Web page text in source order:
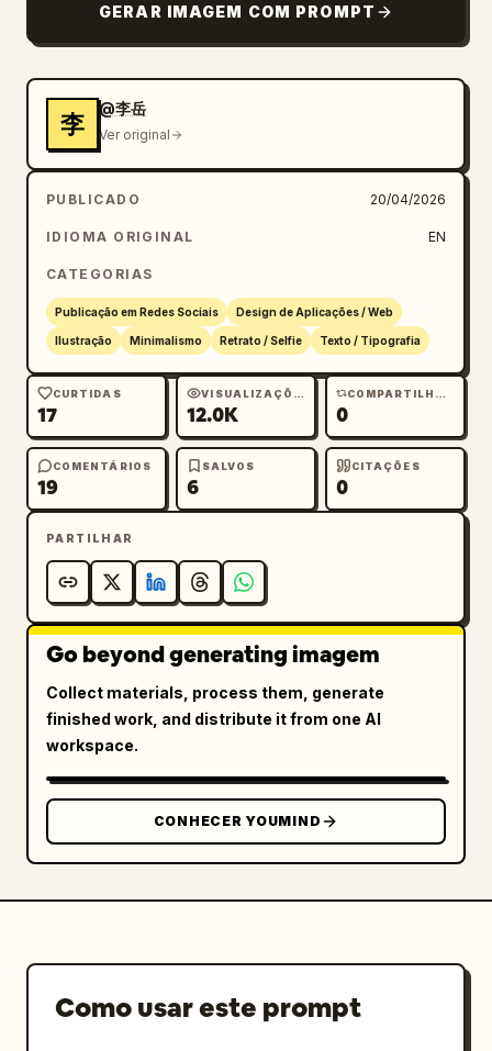
        "count": 3,
          "imperador sentado em um trono
dourado ornamentado com vestes vermelhas e
douradas",
palácio chinês com uma multidão",
          "imperador a cavalo liderando um
        ]
      }
    },
      "timestamp": "
13:36 · 23 de jan. de 1368
      "engagement": "5.432 Retweets, 8.765
Citações, 20,1 mil Curtidas, 102,3 mil
Visualizações"
    "actions": "responder, retweetar, curtir
(coração vermelho com '1'), compartilhar,
enviar"
  },
  "footer": {
Zhu Yuanzhang..."
    },
    "navigation_bar": "início, pesquisar,
notificações (emblema vermelho '1'),
mensagens"
GERAR IMAGEM COM PROMPT
李
@李岳
Ver original
PUBLICADO 20/04/2026
IDIOMA ORIGINAL EN
CATEGORIAS
Publicação em Redes Sociais Design de Aplicações / Web
Ilustração Minimalismo Retrato / Selfie Texto / Tipografia
CURTIDAS
17
VISUALIZAÇÕES
12.0K
COMPARTILHAMENTOS
0
COMENTÁRIOS
19
SALVOS
6
CITAÇÕES
0
PARTILHAR
Go beyond generating imagem
Collect materials, process them, generate
finished work, and distribute it from one AI
workspace.
CONHECER YOUMIND
Como usar este prompt